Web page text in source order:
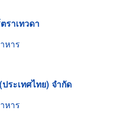
าเทวดา
หาร
ระเทศไทย) จำกัด
หาร